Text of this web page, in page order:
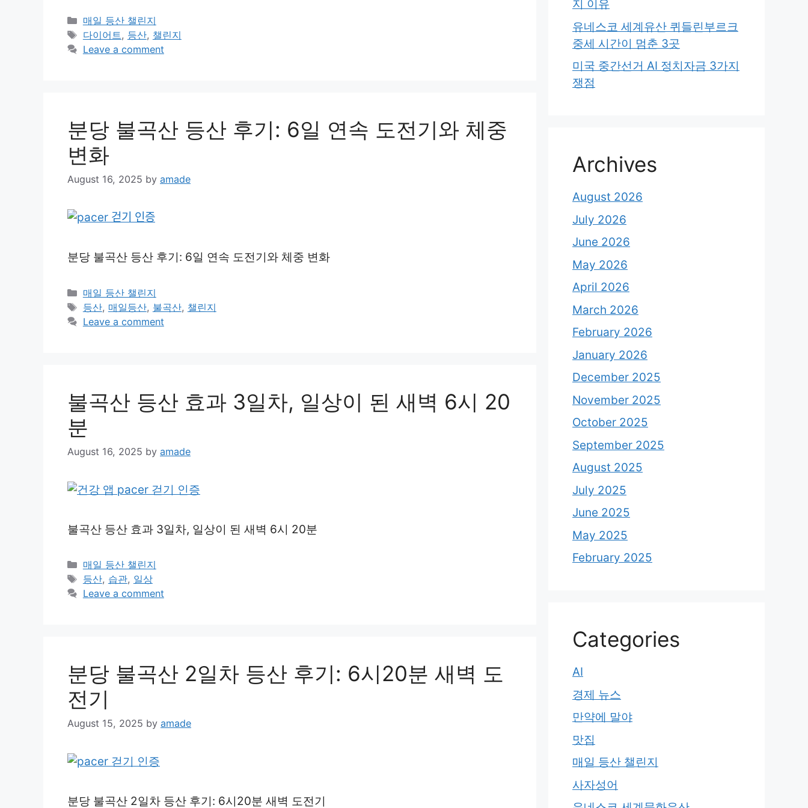
Categories
매일 등산 챌린지
Tags
다이어트, 등산, 챌린지
Leave a comment
분당 불곡산 등산 후기: 6일 연속 도전기와 체중
변화
August 16, 2025 by amade
분당 불곡산 등산 후기: 6일 연속 도전기와 체중 변화
Categories
매일 등산 챌린지
Tags
등산, 매일등산, 불곡산, 챌린지
Leave a comment
불곡산 등산 효과 3일차, 일상이 된 새벽 6시 20
분
August 16, 2025 by amade
불곡산 등산 효과 3일차, 일상이 된 새벽 6시 20분
Categories
매일 등산 챌린지
Tags
등산, 습관, 일상
Leave a comment
분당 불곡산 2일차 등산 후기: 6시20분 새벽 도
전기
August 15, 2025 by amade
분당 불곡산 2일차 등산 후기: 6시20분 새벽 도전기
지 이유
유네스코 세계유산 퀴들린부르크
중세 시간이 멈춘 3곳
미국 중간선거 AI 정치자금 3가지
쟁점
Archives
August 2026
July 2026
June 2026
May 2026
April 2026
March 2026
February 2026
January 2026
December 2025
November 2025
October 2025
September 2025
August 2025
July 2025
June 2025
May 2025
February 2025
Categories
AI
경제 뉴스
만약에 말야
맛집
매일 등산 챌린지
사자성어